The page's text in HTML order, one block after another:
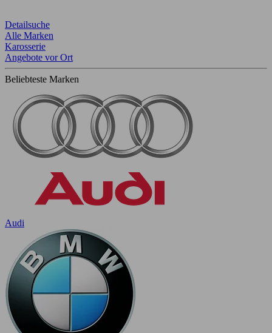
Detailsuche
Alle Marken
Karosserie
Angebote vor Ort
Beliebteste Marken
Audi